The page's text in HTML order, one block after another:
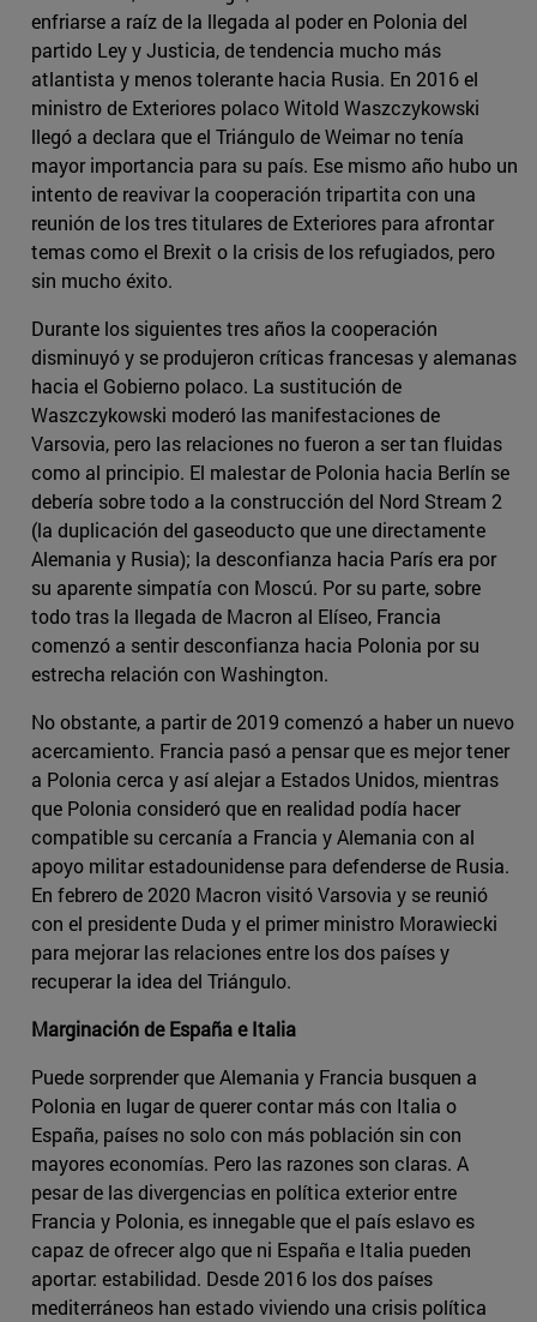
enfriarse a raíz de la llegada al poder en Polonia del
partido Ley y Justicia, de tendencia mucho más
atlantista y menos tolerante hacia Rusia. En 2016 el
ministro de Exteriores polaco Witold Waszczykowski
llegó a declara que el Triángulo de Weimar no tenía
mayor importancia para su país. Ese mismo año hubo un
intento de reavivar la cooperación tripartita con una
reunión de los tres titulares de Exteriores para afrontar
temas como el Brexit o la crisis de los refugiados, pero
sin mucho éxito.
Durante los siguientes tres años la cooperación
disminuyó y se produjeron críticas francesas y alemanas
hacia el Gobierno polaco. La sustitución de
Waszczykowski moderó las manifestaciones de
Varsovia, pero las relaciones no fueron a ser tan fluidas
como al principio. El malestar de Polonia hacia Berlín se
debería sobre todo a la construcción del Nord Stream 2
(la duplicación del gaseoducto que une directamente
Alemania y Rusia); la desconfianza hacia París era por
su aparente simpatía con Moscú. Por su parte, sobre
todo tras la llegada de Macron al Elíseo, Francia
comenzó a sentir desconfianza hacia Polonia por su
estrecha relación con Washington.
No obstante, a partir de 2019 comenzó a haber un nuevo
acercamiento. Francia pasó a pensar que es mejor tener
a Polonia cerca y así alejar a Estados Unidos, mientras
que Polonia consideró que en realidad podía hacer
compatible su cercanía a Francia y Alemania con al
apoyo militar estadounidense para defenderse de Rusia.
En febrero de 2020 Macron visitó Varsovia y se reunió
con el presidente Duda y el primer ministro Morawiecki
para mejorar las relaciones entre los dos países y
recuperar la idea del Triángulo.
Marginación de España e Italia
Puede sorprender que Alemania y Francia busquen a
Polonia en lugar de querer contar más con Italia o
España, países no solo con más población sin con
mayores economías. Pero las razones son claras. A
pesar de las divergencias en política exterior entre
Francia y Polonia, es innegable que el país eslavo es
capaz de ofrecer algo que ni España e Italia pueden
aportar: estabilidad. Desde 2016 los dos países
mediterráneos han estado viviendo una crisis política